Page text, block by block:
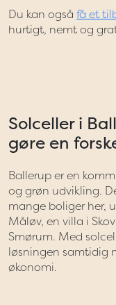
Du kan også få et
hurtigt, nemt og
Solceller i
gøre en
Ballerup er en
og grøn udvikling.
mange boliger her,
Måløv, en villa i
Smørum. Med
løsningen samtidig
økonomi.